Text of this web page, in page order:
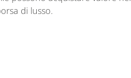
di lusso.